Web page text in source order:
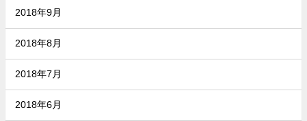
2018年9月
2018年8月
2018年7月
2018年6月